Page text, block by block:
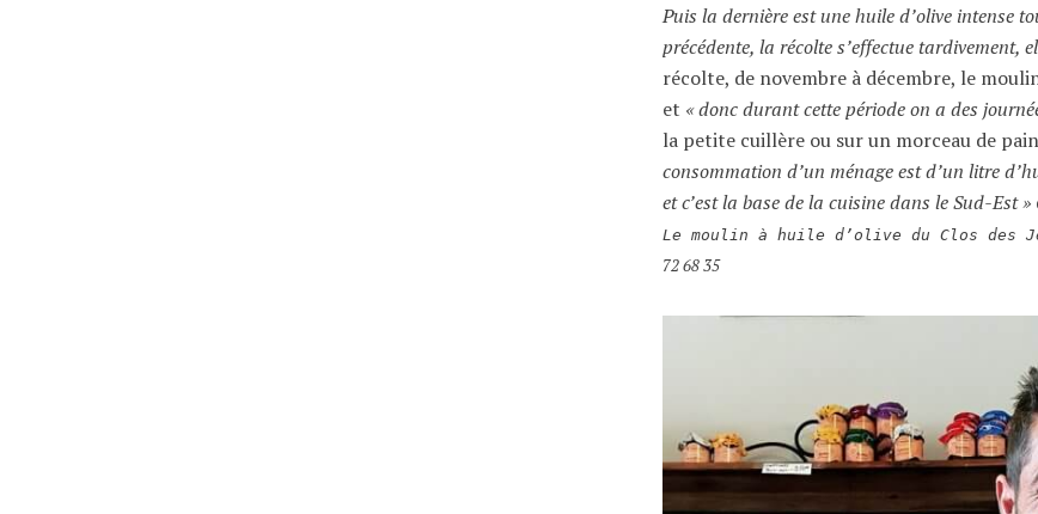
Puis la dernière est une huile d’olive intense
précédente, la récolte s’effectue tardivement,
récolte, de novembre à décembre, le
et « donc durant cette période on a des
la petite cuillère ou sur un morceau de
consommation d’un ménage est d’un litre
et c’est la base de la cuisine dans le Sud-Est »
Le moulin à huile d’olive du Clos des
72 68 35